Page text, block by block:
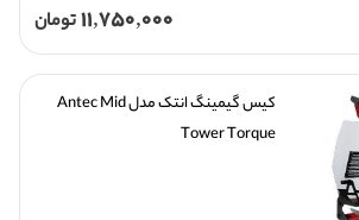
11,750,000تومان
Tower Torque